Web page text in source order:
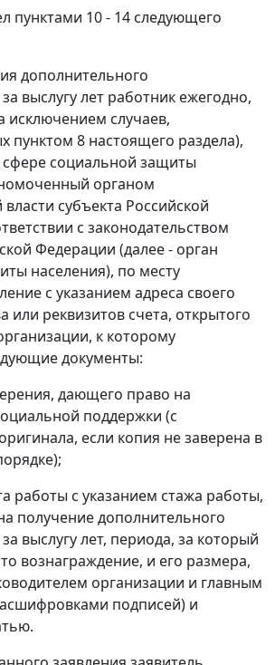
пунктами 10 - 14 следующего
дополнительного
выслугу лет работник ежегодно,
исключением случаев,
пунктом 8 настоящего раздела),
сфере социальной защиты
органом
власти субъекта Российской
с законодательством
Федерации (далее - орган
населения), по месту
с указанием адреса своего
или реквизитов счета, открытого
к которому
документы:
дающего право на
поддержки (с
если копия не заверена в
работы с указанием стажа работы,
получение дополнительного
выслугу лет, периода, за который
вознаграждение, и его размера,
организации и главным
подписей) и